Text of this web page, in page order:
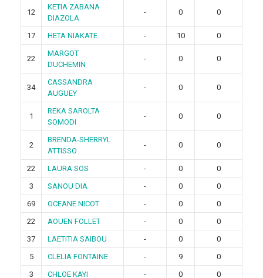
12
KETIA ZABANA
DIAZOLA
- 0 0
17 HETA NIAKATE - 10 0
22
MARGOT
DUCHEMIN
- 0 0
34
CASSANDRA
AUGUEY
- 0 0
1
REKA SAROLTA
SOMODI
- 0 0
2
BRENDA-SHERRYL
ATTISSO
- 0 0
22 LAURA SOS - 0
0
3
SANOU DIA - 0
0
69
OCEANE NICOT - 0
0
22
AOUEN FOLLET - 0
0
37
LAETITIA SAIBOU - 0
0
5
CLELIA FONTAINE - 9
0
3
CHLOE KAYI - 0 0